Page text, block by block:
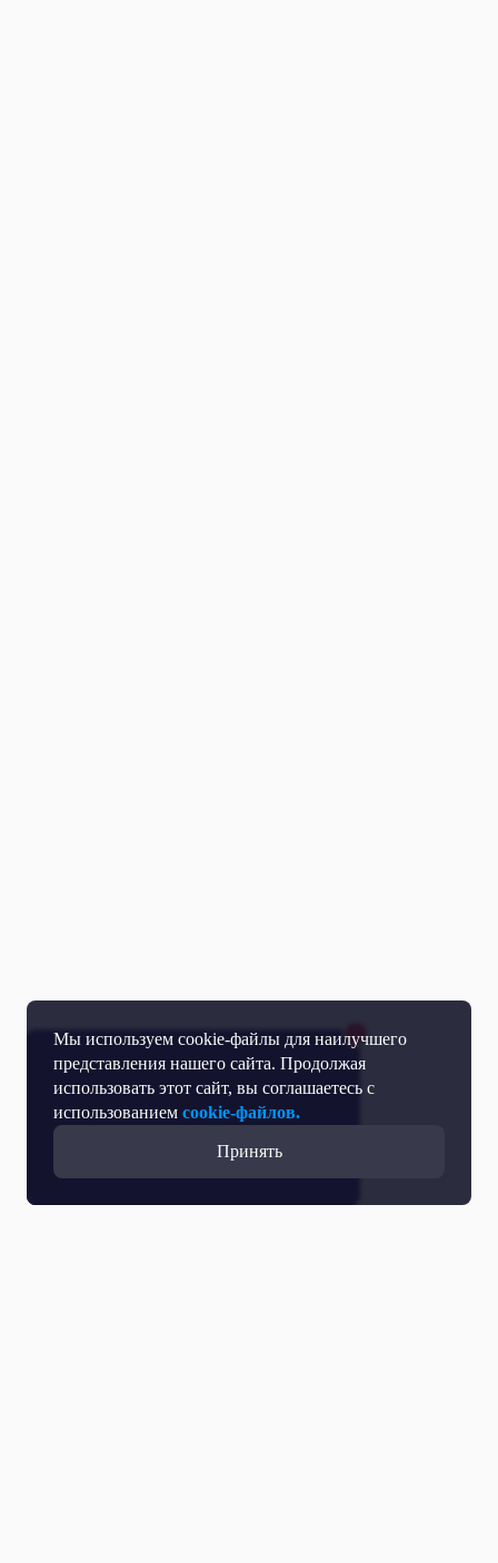
Мы используем cookie-файлы для наилучшего
представления нашего сайта. Продолжая
использовать этот сайт, вы соглашаетесь с
использованием cookie-файлов.
Принять